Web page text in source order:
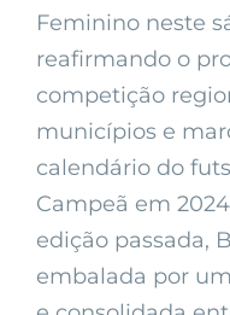
Feminino neste
reafirmando o
competição
municípios e
calendário do
Campeã em
edição passada,
embalada por